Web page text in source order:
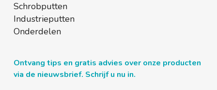
Schrobputten
Industrieputten
Onderdelen
Ontvang tips en gratis advies over onze producten
via de nieuwsbrief. Schrijf u nu in.